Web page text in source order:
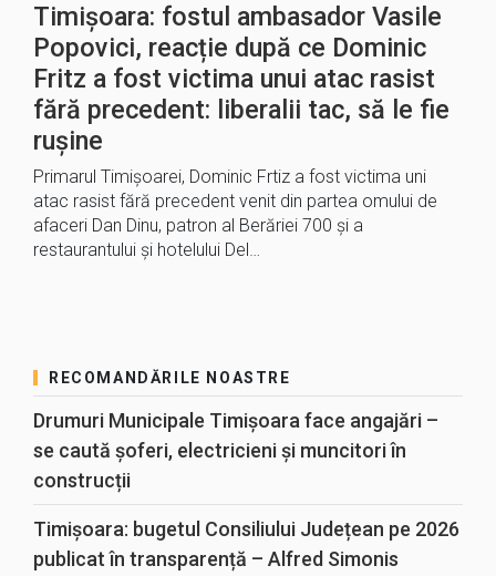
Timișoara: fostul ambasador Vasile
Popovici, reacție după ce Dominic
Fritz a fost victima unui atac rasist
fără precedent: liberalii tac, să le fie
rușine
Primarul Timișoarei, Dominic Frtiz a fost victima uni
atac rasist fără precedent venit din partea omului de
afaceri Dan Dinu, patron al Berăriei 700 și a
restaurantului și hotelului Del…
RECOMANDĂRILE NOASTRE
Drumuri Municipale Timișoara face angajări –
se caută șoferi, electricieni și muncitori în
construcții
Timișoara: bugetul Consiliului Județean pe 2026
publicat în transparență – Alfred Simonis